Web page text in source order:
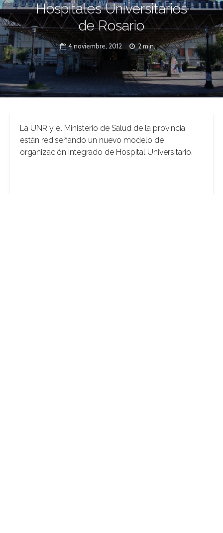
Hospitales Universitarios
de Rosario
4 noviembre, 2012 2 min.
La UNR y el Ministerio de Salud de la provincia
están rediseñando un nuevo modelo de
organización integrado de Hospital Universitario.